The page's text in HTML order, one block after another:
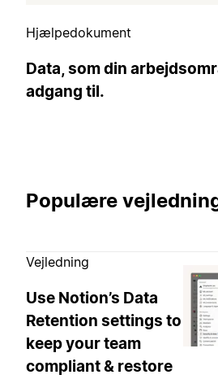
Hjælpedokument
Data, som din
adgang til.
Populære
Vejledning
Use Notion’s Data
Retention settings to
keep your team
compliant & restore